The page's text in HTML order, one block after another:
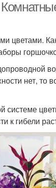
цветами.
нет, то
к гибели